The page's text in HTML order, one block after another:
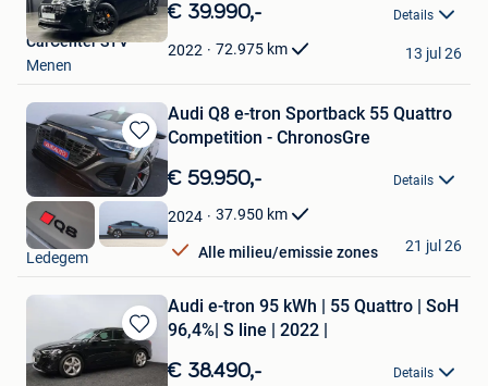
Mijn
Favorieten
€ 39.990,- Details
2022 72.975 km
CarCenter STV
Menen
13 jul 26
Bewaren
in
Mijn
Favorieten
Audi Q8 e-tron Sportback 55 Quattro
Competition - ChronosGre
€ 59.950,- Details
2024 37.950 km
Alle milieu/emissie zones
Vamauto
Ledegem
21 jul 26
Bewaren
Audi e-tron 95 kWh | 55 Quattro | SoH
96,4%| S line | 2022 |
€ 38.490,- Details